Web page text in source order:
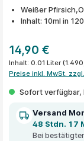
Weißer
Inhalt: 10ml in
14,90 €
Inhalt: 0.01 Liter
Preise inkl. MwSt.
Sofort verfügbar,
Versand
48 Stdn. 17
Bei